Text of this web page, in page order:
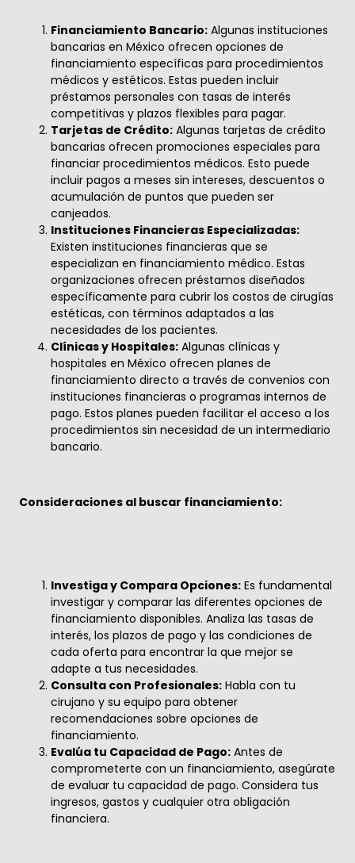
Financiamiento Bancario: Algunas instituciones
bancarias en México ofrecen opciones de
financiamiento específicas para procedimientos
médicos y estéticos. Estas pueden incluir
préstamos personales con tasas de interés
competitivas y plazos flexibles para pagar.
Tarjetas de Crédito: Algunas tarjetas de crédito
bancarias ofrecen promociones especiales para
financiar procedimientos médicos. Esto puede
incluir pagos a meses sin intereses, descuentos o
acumulación de puntos que pueden ser
canjeados.
Instituciones Financieras Especializadas:
Existen instituciones financieras que se
especializan en financiamiento médico. Estas
organizaciones ofrecen préstamos diseñados
específicamente para cubrir los costos de cirugías
estéticas, con términos adaptados a las
necesidades de los pacientes.
Clínicas y Hospitales: Algunas clínicas y
hospitales en México ofrecen planes de
financiamiento directo a través de convenios con
instituciones financieras o programas internos de
pago. Estos planes pueden facilitar el acceso a los
procedimientos sin necesidad de un intermediario
bancario.
Consideraciones al buscar financiamiento:
Investiga y Compara Opciones: Es fundamental
investigar y comparar las diferentes opciones de
financiamiento disponibles. Analiza las tasas de
interés, los plazos de pago y las condiciones de
cada oferta para encontrar la que mejor se
adapte a tus necesidades.
Consulta con Profesionales: Habla con tu
cirujano y su equipo para obtener
recomendaciones sobre opciones de
financiamiento.
Evalúa tu Capacidad de Pago: Antes de
comprometerte con un financiamiento, asegúrate
de evaluar tu capacidad de pago. Considera tus
ingresos, gastos y cualquier otra obligación
financiera.